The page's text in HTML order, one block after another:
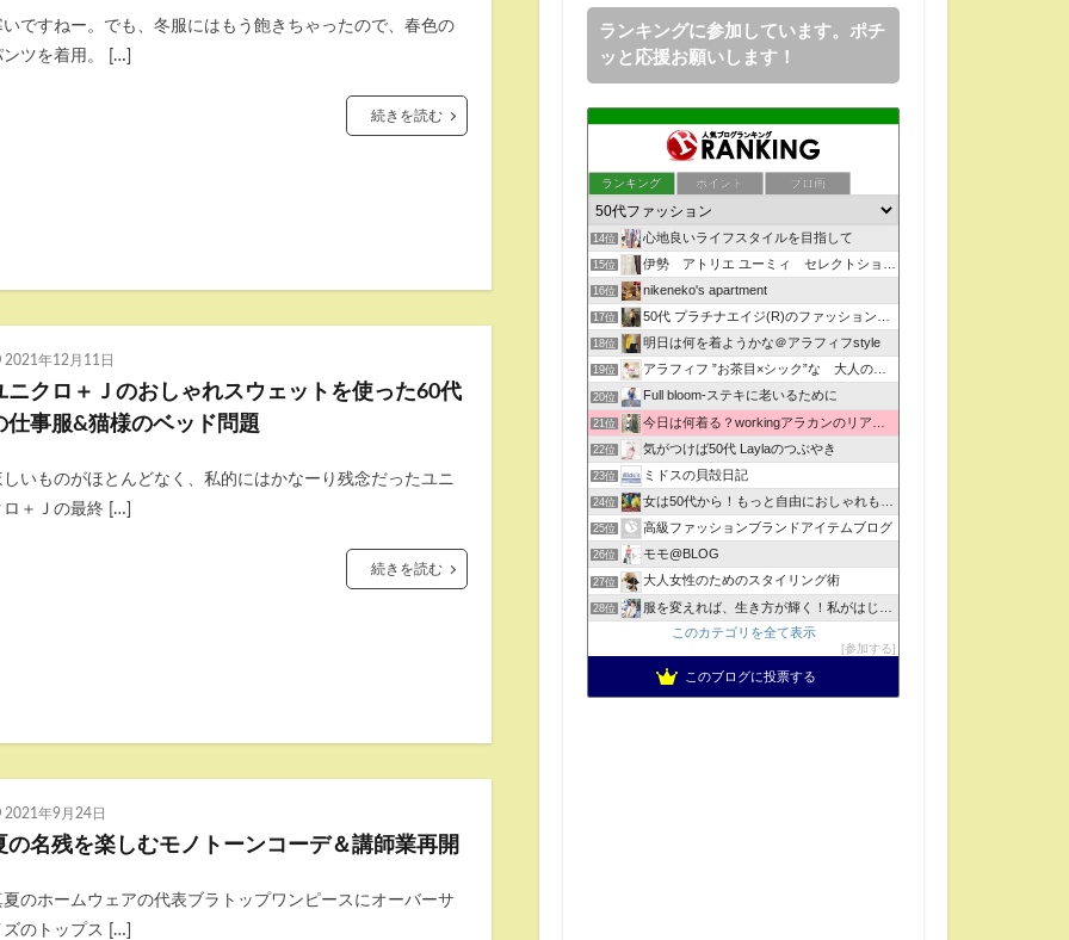
いですねー。でも、冬服にはもう飽きちゃったので、春色の
ンツを着用。 […]
続きを読む
2021年12月11日
ニクロ＋Ｊのおしゃれスウェットを使った60代
仕事服&猫様のベッド問題
しいものがほとんどなく、私的にはかなーり残念だったユニ
ロ＋Ｊの最終 […]
続きを読む
2021年9月24日
の名残を楽しむモノトーンコーデ＆講師業再開
夏のホームウェアの代表ブラトップワンピースにオーバーサ
ズのトップス […]
ランキングに参加しています。ポチ
ッと応援お願いします！
ランキング ポイント ブロ画
14位 心地良いライフスタイルを目指して
15位 伊勢 アトリエ ユーミィ セレクトショップ
16位 nikeneko's apartment
17位 50代 プラチナエイジ(R)のファッションスタイル革命！
18位 明日は何を着ようかな＠アラフィフstyle
19位 アラフィフ ”お茶目×シック”な 大人のおしゃれの法則
20位 Full bloom-ステキに老いるために
21位 今日は何着る？workingアラカンのリアルコーデ
22位 気がつけば50代 Laylaのつぶやき
23位 ミドスの貝殻日記
24位 女は50代から！もっと自由におしゃれも人生もチャレンジ！
25位 高級ファッションブランドアイテムブログ
26位 モモ@BLOG
27位 大人女性のためのスタイリング術
28位
服を変えれば、生き方が輝く！私がはじまるファッションコーデ
このカテゴリを全て表示
参加する
このブログに投票する